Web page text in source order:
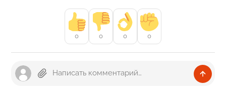
0 0 0 0